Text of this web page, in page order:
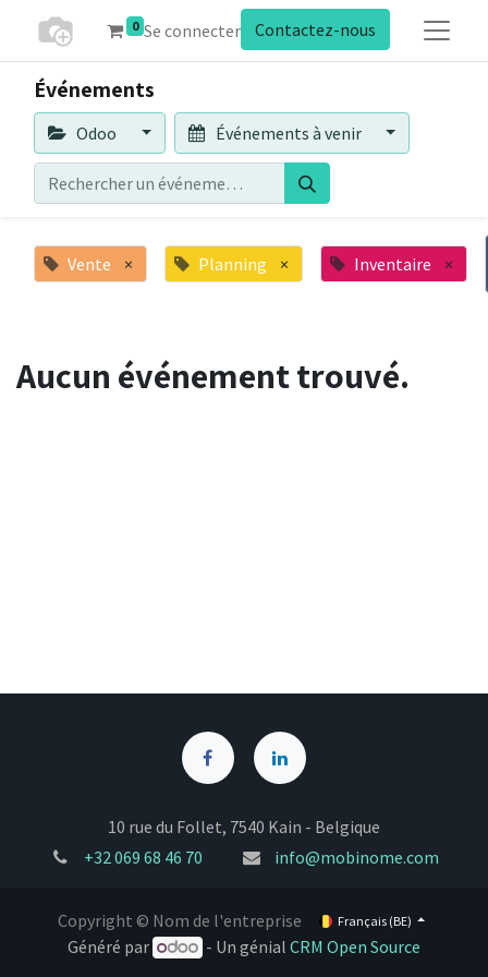
0 Se connecter Contactez-nous
Événements
Odoo Événements à venir
Vente × Planning × Inventaire ×
Aucun événement trouvé.
10 rue du Follet, 7540 Kain - Belgique
+32 069 68 46 70 info@mobinome.com
Copyright © Nom de l'entreprise Français (BE)
Généré par - Un génialCRM Open Source